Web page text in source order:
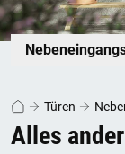
Türen
Alles